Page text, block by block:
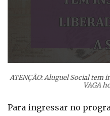
ATENÇÃO: Aluguel Social tem
VAGA
Para ingressar no